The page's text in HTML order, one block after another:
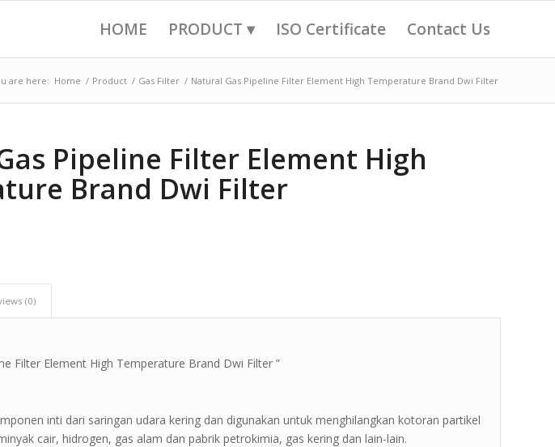
HOME PRODUCT ▾ ISO Certificate Contact Us
are here: Home / Product / Gas Filter / Natural Gas Pipeline Filter Element High Temperature Brand Dwi Filter
Pipeline Filter Element High
Brand Dwi Filter
(0)
Filter Element High Temperature Brand Dwi Filter ”
inti dari saringan udara kering dan digunakan untuk menghilangkan kotoran partikel
cair, hidrogen, gas alam dan pabrik petrokimia, gas kering dan lain-lain.